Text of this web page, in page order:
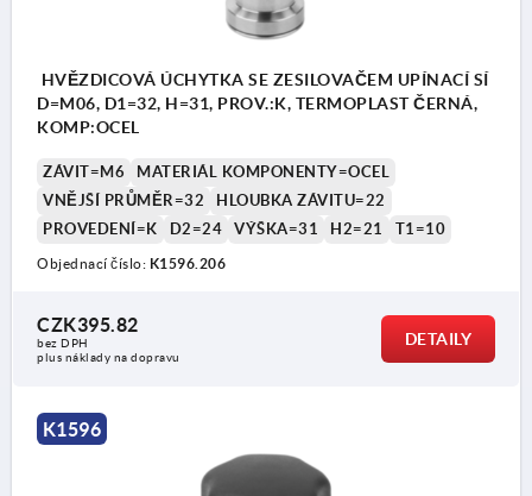
Provedení K: pouzdro se závitem
HVĚZDICOVÁ ÚCHYTKA SE ZESILOVAČEM UPÍNACÍ SÍ
D=M06, D1=32, H=31, PROV.:K, TERMOPLAST ČERNÁ,
KOMP:OCEL
ZÁVIT=M6
MATERIÁL KOMPONENTY=OCEL
VNĚJŠÍ PRŮMĚR=32
HLOUBKA ZÁVITU=22
PROVEDENÍ=K
D2=24 VÝŠKA=31 H2=21 T1=10
Objednací číslo: K1596.206
CZK395.82
bez DPH
plus náklady na dopravu
DETAILY
K1596